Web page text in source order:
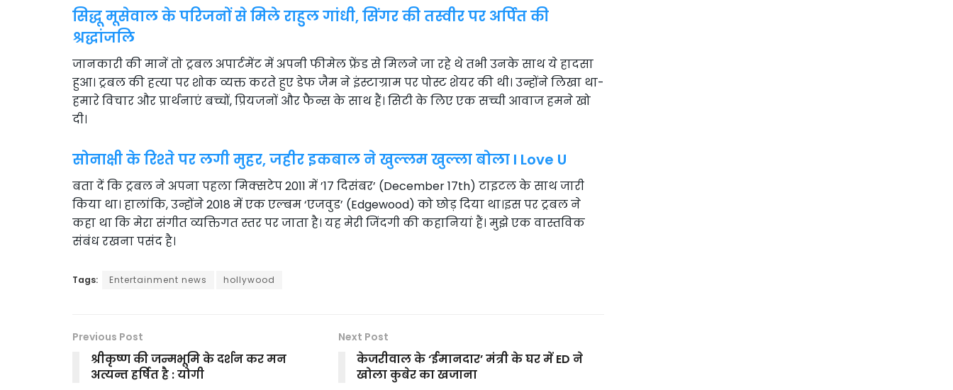
सिद्धू मूसेवाल के परिजनों से मिले राहुल गांधी, सिंगर की तस्वीर पर अर्पित की
श्रद्धांजलि
जानकारी की मानें तो ट्रबल अपार्टमेंट में अपनी फीमेल फ्रेंड से मिलने जा रहे थे तभी उनके साथ ये हादसा
हुआ। ट्रबल की हत्या पर शोक व्यक्त करते हुए डेफ जैम ने इंस्टाग्राम पर पोस्ट शेयर की थी। उन्होंने लिखा था-
हमारे विचार और प्रार्थनाएं बच्चों, प्रियजनों और फैन्स के साथ हैं। सिटी के लिए एक सच्ची आवाज हमने खो
दी।
सोनाक्षी के रिश्ते पर लगी मुहर, जहीर इकबाल ने खुल्लम खुल्ला बोला I Love U
बता दें कि ट्रबल ने अपना पहला मिक्सटेप 2011 में ’17 दिसंबर’ (December 17th) टाइटल के साथ जारी
किया था। हालांकि, उन्होंने 2018 में एक एल्बम ‘एजवुड’ (Edgewood) को छोड़ दिया था।इस पर ट्रबल ने
कहा था कि मेरा संगीत व्यक्तिगत स्तर पर जाता है। यह मेरी जिंदगी की कहानियां हैं। मुझे एक वास्तविक
संबंध रखना पसंद है।
Tags: Entertainment news hollywood
Previous Post
श्रीकृष्ण की जन्मभूमि के दर्शन कर मन
अत्यन्त हर्षित है : योगी
Next Post
केजरीवाल के ‘ईमानदार’ मंत्री के घर में ED ने
खोला कुबेर का खजाना